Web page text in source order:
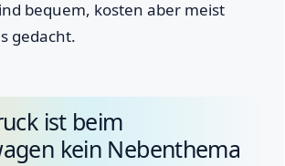
bequem, kosten aber meist
gedacht.
ist beim
kein Nebenthema